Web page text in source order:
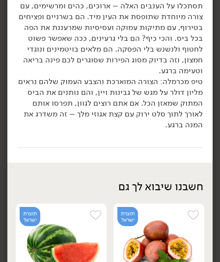
יח׳
25.90
₪/ מארז
29.90
דובדבן
500 גרם
הוספה לסל
מארז
29.90
₪/ מארז
(מארז)
29.90 ₪ ל-100 גרם
מארז
29.90
₪/ מארז
2 יח' ב- 49.90
פטל שחור
29.90
₪/ מארז
2 יח' ב- 49.90
פטל אדום
תסתכלו על הענבים האלה – ארוכים, כהים ומרשימים, עם
צורה מיוחדת שתופסת את העין מיד. הם בשרניים ופציחים
בטירוף, עם מתיקות עמוקה ועסיסיות שמרעננת את הפה
בכל ביס. והכי כיף? הם בלי גרעינים, ככה שאפשר פשוט
לחטוף ולנשנש בלי הפסקה. הם מלאים בויטמינים ונוגדי
חמצון, וזה בדיוק מסוג הפירות שסוגרים לכם פינה בריאה
וטעימה ברגע.
טיפ מכרמלה: הצורה המוארכת והצבע העמוק שלהם נראים
מליון דולר על מגש של גבינות ויין, והם נותנים את הביס
המתוק שמאזן הכל. אם אתם רוצים לגוון, תפרסו אותם
לאורך לתוך סלט ירוק עם קצת אגוזי מלך – זה משדרג את
המנה ברגע.
חשבנו שיבוא לך גם
תוצרת
ישראל
תוצרת
ישראל